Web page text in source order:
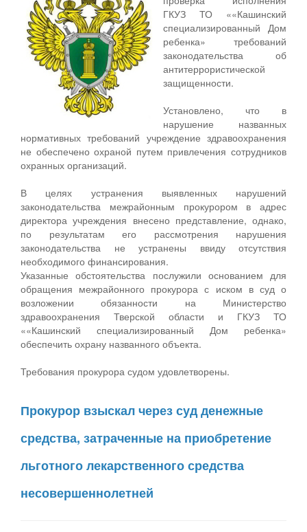
ГКУЗ ТО ««Кашинский
специализированный Дом
ребенка» требований
законодательства об
антитеррористической
защищенности.
Установлено, что в
нарушение названных
нормативных требований учреждение здравоохранения
не обеспечено охраной путем привлечения сотрудников
охранных организаций.
В целях устранения выявленных нарушений
законодательства межрайонным прокурором в адрес
директора учреждения внесено представление, однако,
по результатам его рассмотрения нарушения
законодательства не устранены ввиду отсутствия
необходимого финансирования.
Указанные обстоятельства послужили основанием для
обращения межрайонного прокурора с иском в суд о
возложении обязанности на Министерство
здравоохранения Тверской области и ГКУЗ ТО
««Кашинский специализированный Дом ребенка»
обеспечить охрану названного объекта.
Требования прокурора судом удовлетворены.
Прокурор взыскал через суд денежные
средства, затраченные на приобретение
льготного лекарственного средства
несовершеннолетней